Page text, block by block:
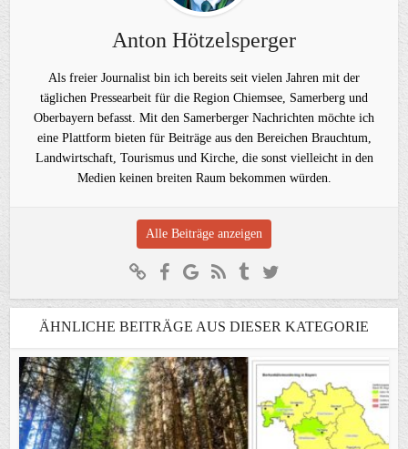
Anton Hötzelsperger
Als freier Journalist bin ich bereits seit vielen Jahren mit der
täglichen Pressearbeit für die Region Chiemsee, Samerberg und
Oberbayern befasst. Mit den Samerberger Nachrichten möchte ich
eine Plattform bieten für Beiträge aus den Bereichen Brauchtum,
Landwirtschaft, Tourismus und Kirche, die sonst vielleicht in den
Medien keinen breiten Raum bekommen würden.
Alle Beiträge anzeigen
ÄHNLICHE BEITRÄGE AUS DIESER KATEGORIE